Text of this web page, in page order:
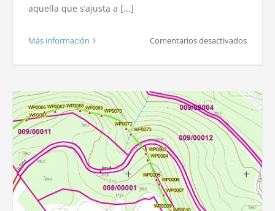
aquella que s’ajusta a [...]
Más información Comentarios desactivadosen
de
finques.
Unitats